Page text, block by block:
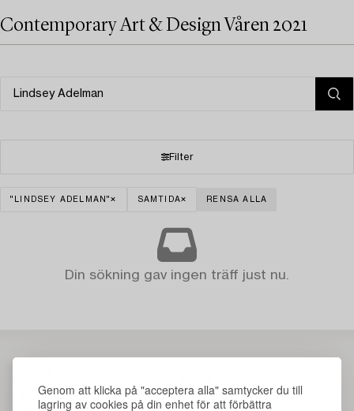
Genom att klicka på "acceptera alla" samtycker du till
lagring av cookies på din enhet för att förbättra
Contemporary Art & Design Våren 2021
Filter
"LINDSEY ADELMAN" SAMTIDA RENSA ALLA
Din sökning gav ingen träff just nu.